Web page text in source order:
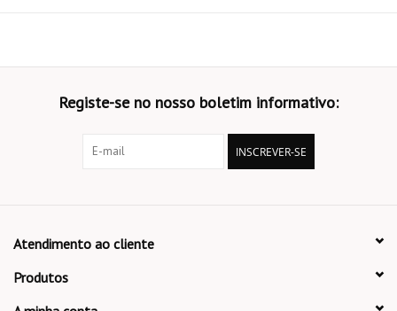
Registe-se no nosso boletim informativo:
INSCREVER-SE
Atendimento ao cliente
Produtos